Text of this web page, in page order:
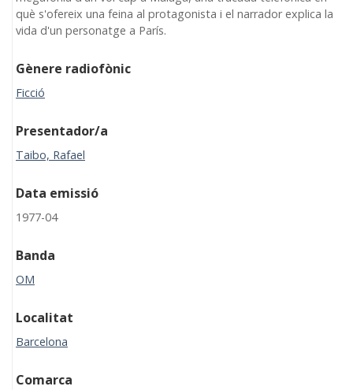
què s'ofereix una feina al protagonista i el narrador explica la
vida d'un personatge a París.
Gènere radiofònic
Ficció
Presentador/a
Taibo, Rafael
Data emissió
1977-04
Banda
OM
Localitat
Barcelona
Comarca